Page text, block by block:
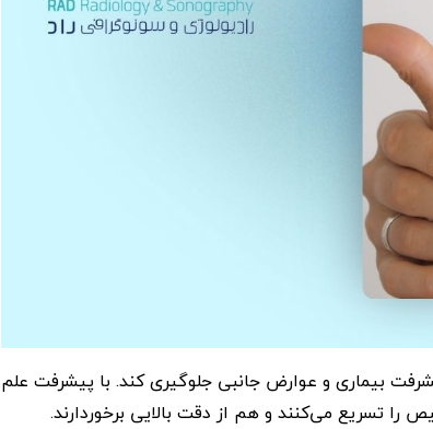
بیماری و عوارض جانبی جلوگیری کند. با پیشرفت علم
تسریع می‌کنند و هم از دقت بالایی برخوردارند.